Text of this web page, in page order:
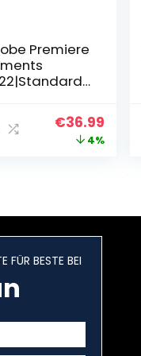
Premiere
Mac|Disc|
Original
price
€36.99
price
4%
FÜR BESTE BEI